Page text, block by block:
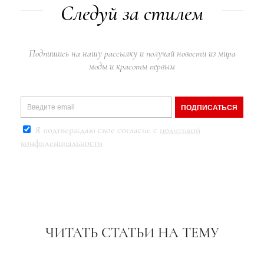
Следуй за стилем
Подпишись на нашу рассылку и получай новости из мира
моды и красоты первым
ПОДПИСАТЬСЯ
Я подтверждаю свое согласие с политикой
конфиденциальности
ЧИТАТЬ СТАТЬИ НА ТЕМУ